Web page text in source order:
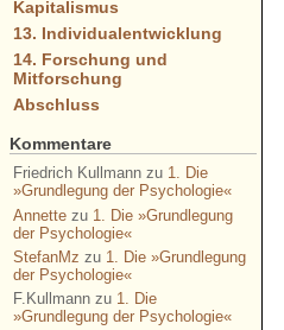
Kapitalismus
13. Individualentwicklung
14. Forschung und
Mitforschung
Abschluss
Kommentare
Friedrich Kullmannzu 1. Die
»Grundlegung der Psychologie«
Annettezu 1. Die »Grundlegung
der Psychologie«
StefanMz zu 1. Die »Grundlegung
der Psychologie«
F.Kullmannzu 1. Die
»Grundlegung der Psychologie«